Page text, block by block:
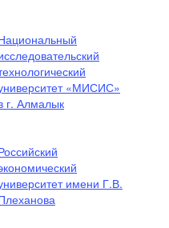
«МИСИС»
г. Алмалык
имени Г.В.